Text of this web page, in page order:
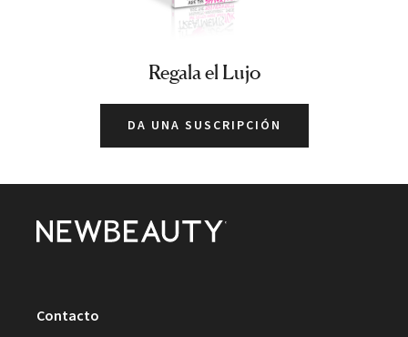
Regala el Lujo
DA UNA SUSCRIPCIÓN
Contacto